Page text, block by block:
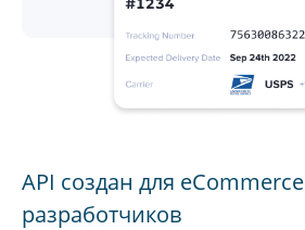
API создан для eCommerce
разработчиков